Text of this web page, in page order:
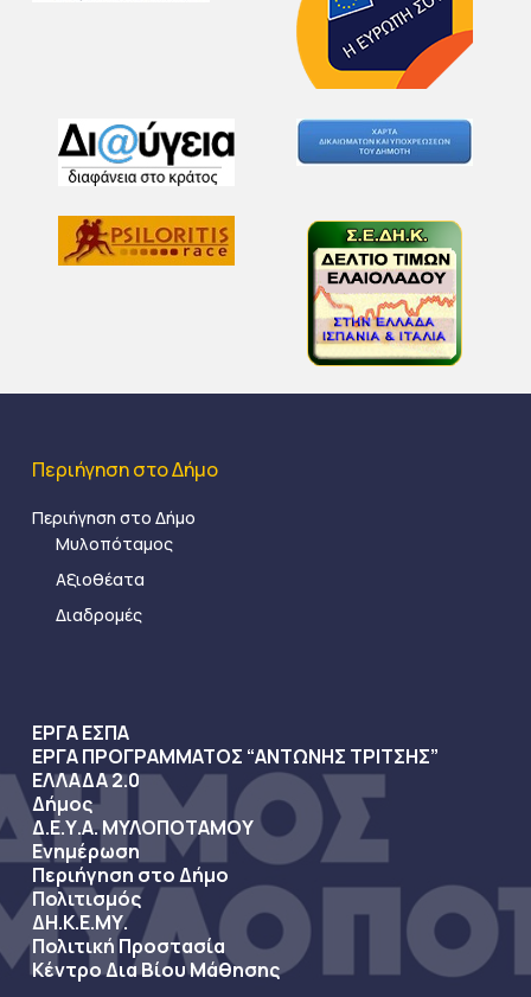
Περιήγηση στο Δήμο
Περιήγηση στο Δήμο
Μυλοπόταμος
Αξιοθέατα
Διαδρομές
ΕΡΓΑ ΕΣΠΑ
ΕΡΓΑ ΠΡΟΓΡΑΜΜΑΤΟΣ “ΑΝΤΩΝΗΣ ΤΡΙΤΣΗΣ”
ΕΛΛΑΔΑ 2.0
Δήμος
Δ.Ε.Υ.Α. ΜΥΛΟΠΟΤΑΜΟΥ
Ενημέρωση
Περιήγηση στο Δήμο
Πολιτισμός
ΔΗ.Κ.Ε.ΜΥ.
Πολιτική Προστασία
Κέντρο Δια Βίου Μάθησης